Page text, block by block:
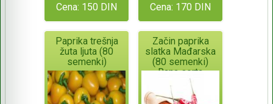
Cena: 150 DIN Cena: 170 DIN
Paprika trešnja
žuta ljuta (80
semenki)
Začin paprika
slatka Mađarska
(80 semenki)
Rana sorta